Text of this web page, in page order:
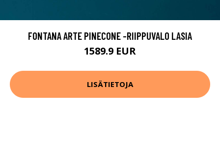
FONTANA ARTE PINECONE -RIIPPUVALO LASIA
1589.9 EUR
LISÄTIETOJA